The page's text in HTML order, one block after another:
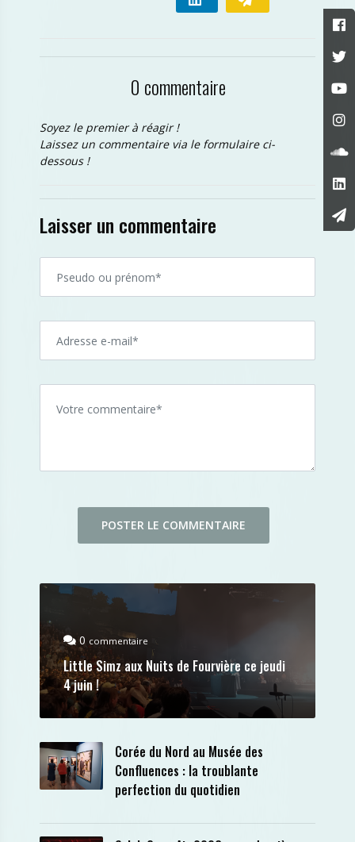
0 commentaire
Soyez le premier à réagir !
Laissez un commentaire via le formulaire ci-
dessous !
Laisser un commentaire
0 commentaire
Little Simz aux Nuits de Fourvière ce jeudi
4 juin !
Corée du Nord au Musée des
Confluences : la troublante
perfection du quotidien